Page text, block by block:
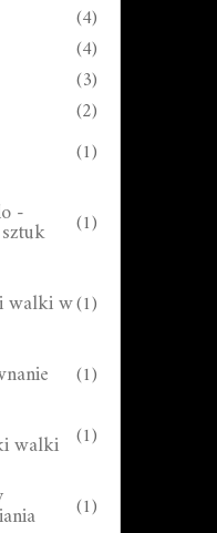
(4)
(4)
(3)
(2)
(1)
- (1)
walki w(1)
(1)
walki (1)
(1)